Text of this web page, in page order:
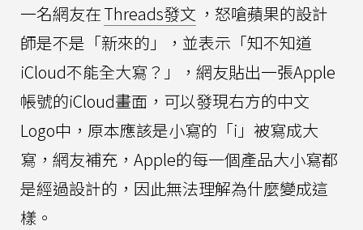
一名網友在Threads發文 ，怒嗆蘋果的設計
師是不是「新來的」，並表示「知不知道
iCloud不能全大寫？」，網友貼出一張Apple
帳號的iCloud畫面，可以發現右方的中文
Logo中，原本應該是小寫的「i」被寫成大
寫，網友補充，Apple的每一個產品大小寫都
是經過設計的，因此無法理解為什麼變成這
樣。